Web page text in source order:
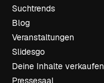
Suchtrends
Blog
Veranstaltungen
Slidesgo
Deine Inhalte verkaufen
Pressesaal